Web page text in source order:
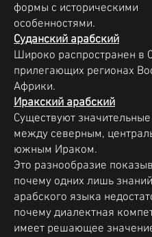
формы с историческими
особенностями.
Суданский арабский
Широко распространен в
прилегающих регионах
Африки.
Иракский арабский
Существуют
между северным,
южным Ираком.
Это разнообразие
почему одних лишь знаний
арабского языка
почему диалектная
имеет решающее